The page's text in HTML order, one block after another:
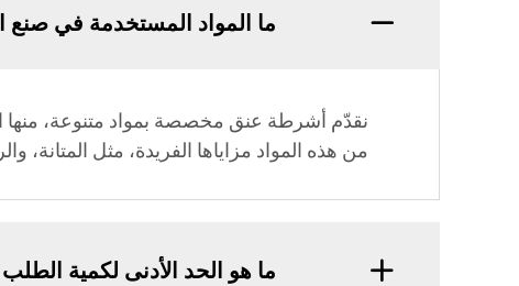
ما المواد المستخدمة في صنع
نقدّم أشرطة عنق مخصصة بمواد متنوعة، منها
من هذه المواد مزاياها الفريدة، مثل المتانة،
ما هو الحد الأدنى لكمية